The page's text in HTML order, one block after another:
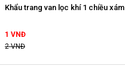
Khẩu trang van lọc khí 1 chiều xám
1 VNĐ
2 VNĐ